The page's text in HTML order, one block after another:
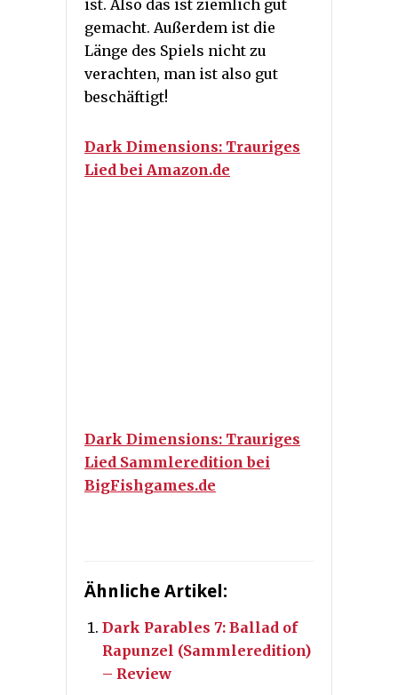
ist. Also das ist ziemlich gut
gemacht. Außerdem ist die
Länge des Spiels nicht zu
verachten, man ist also gut
beschäftigt!
Dark Dimensions: Trauriges
Lied bei Amazon.de
Dark Dimensions: Trauriges
Lied Sammleredition bei
BigFishgames.de
Ähnliche Artikel:
Dark Parables 7: Ballad of
Rapunzel (Sammleredition)
– Review